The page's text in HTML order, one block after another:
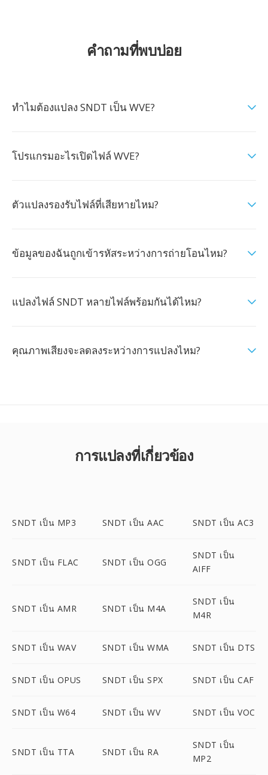
คำถามที่พบบ่อย
ทำไมต้องแปลง SNDT เป็น WVE?
โปรแกรมอะไรเปิดไฟล์ WVE?
ตัวแปลงรองรับไฟล์ที่เสียหายไหม?
ข้อมูลของฉันถูกเข้ารหัสระหว่างการถ่ายโอนไหม?
แปลงไฟล์ SNDT หลายไฟล์พร้อมกันได้ไหม?
คุณภาพเสียงจะลดลงระหว่างการแปลงไหม?
การแปลงที่เกี่ยวข้อง
SNDT เป็น MP3 SNDT เป็น AAC SNDT เป็น AC3
SNDT เป็น FLAC SNDT เป็น OGG
SNDT เป็น
AIFF
SNDT เป็น AMR SNDT เป็น M4A
SNDT เป็น
M4R
SNDT เป็น WAV SNDT เป็น WMA SNDT เป็น DTS
SNDT เป็น OPUS SNDT เป็น SPX SNDT เป็น CAF
SNDT เป็น W64 SNDT เป็น WV SNDT เป็น VOC
SNDT เป็น TTA SNDT เป็น RA
SNDT เป็น
MP2